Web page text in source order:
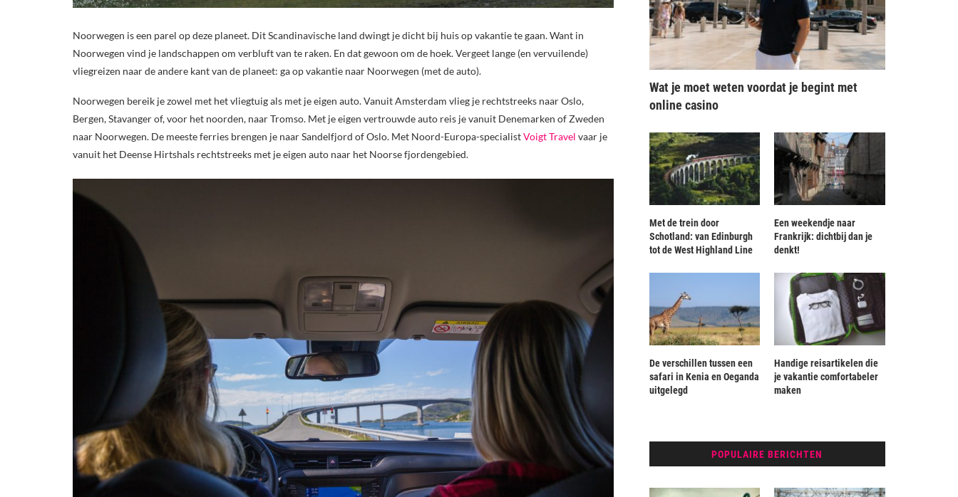
Noorwegen is een parel op deze planeet. Dit Scandinavische land dwingt je dicht bij huis op vakantie te gaan. Want in
Noorwegen vind je landschappen om verbluft van te raken. En dat gewoon om de hoek. Vergeet lange (en vervuilende)
vliegreizen naar de andere kant van de planeet: ga op vakantie naar Noorwegen (met de auto).
Noorwegen bereik je zowel met het vliegtuig als met je eigen auto. Vanuit Amsterdam vlieg je rechtstreeks naar Oslo,
Bergen, Stavanger of, voor het noorden, naar Tromso. Met je eigen vertrouwde auto reis je vanuit Denemarken of Zweden
naar Noorwegen. De meeste ferries brengen je naar Sandelfjord of Oslo. Met Noord-Europa-specialistVoigt Travel vaar je
vanuit het Deense Hirtshals rechtstreeks met je eigen auto naar het Noorse fjordengebied.
Wat je moet weten voordat je begint met
online casino
Met de trein door
Schotland: van Edinburgh
tot de West Highland Line
Een weekendje naar
Frankrijk: dichtbij dan je
denkt!
De verschillen tussen een
safari in Kenia en Oeganda
uitgelegd
Handige reisartikelen die
je vakantie comfortabeler
maken
POPULAIRE BERICHTEN